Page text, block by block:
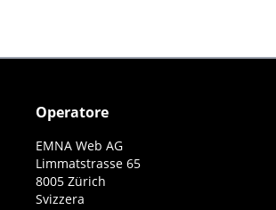
Operatore
EMNA Web AG
Limmatstrasse 65
8005 Zürich
Svizzera